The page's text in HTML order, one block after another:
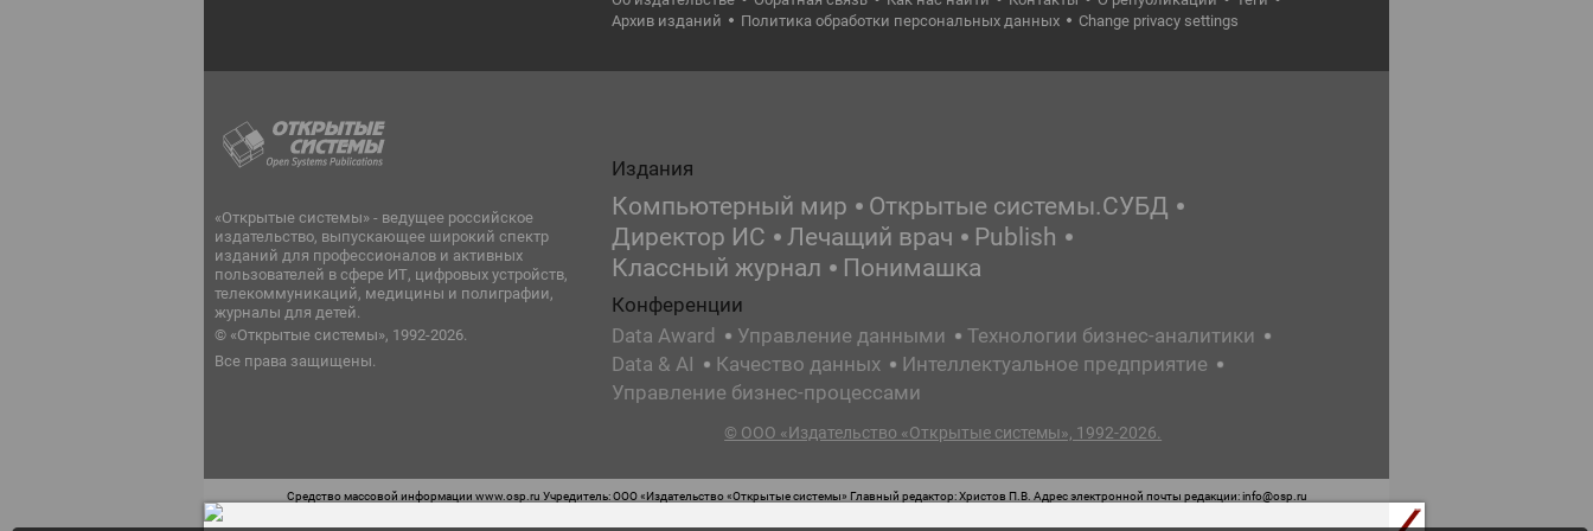
Архив изданий
Политика обработки персональных данных Change privacy settings
«Открытые системы» - ведущее российское
издательство, выпускающее широкий спектр
изданий для профессионалов и активных
пользователей в сфере ИТ, цифровых устройств,
телекоммуникаций, медицины и полиграфии,
журналы для детей.
© «Открытые системы», 1992-2026.
Все права защищены.
Издания
Компьютерный мир
Открытые системы.СУБД
Директор ИС
Лечащий врач
Publish
Классный журнал
Понимашка
Конференции
Data Award
Управление данными
Технологии бизнес-аналитики
Data & AI
Качество данных
Интеллектуальное предприятие
Управление бизнес-процессами
© ООО «Издательство «Открытые системы», 1992-2026.
Средство массовой информации www.osp.ru Учредитель: ООО «Издательство «Открытые системы» Главный редактор: Христов П.В. Адрес электронной почты редакции: info@osp.ru